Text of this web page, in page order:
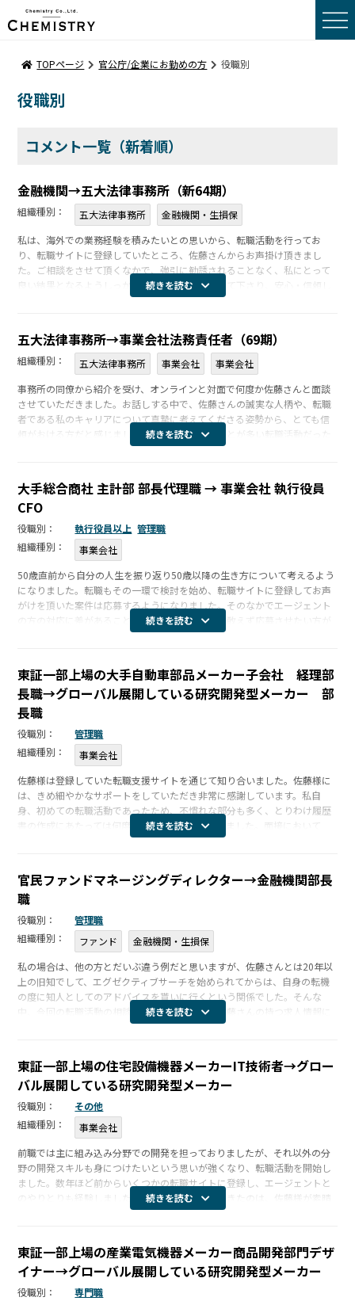
トップページ
転職事例コメント
転職をお考えの方へ
採用をお考えの方へ
サーチポリシー
守秘義務についての基本方針
個人情報保護方針
TOPページ 官公庁/企業にお勤めの方 役職別
役職別
コメント一覧（新着順）
金融機関→五大法律事務所（新64期）
組織種別： 五大法律事務所
金融機関・生損保
私は、海外での業務経験を積みたいとの思いから、転職活動を行ってお
り、転職サイトに登録していたところ、佐藤さんからお声掛け頂きまし
た。ご相談をさせて頂くなかで、強引に勧誘されることなく、私にとって
良い結果となるようしっかりと要望や状況を聞いて下さり、安心・信頼し
て転職活動に臨むことができました。事務所との面接においては、事前に
続きを読む
五大法律事務所→事業会社法務責任者（69期）
組織種別： 五大法律事務所 事業会社
事業会社
事務所の同僚から紹介を受け、オンラインと対面で何度か佐藤さんと面談
させていただきました。お話しする中で、佐藤さんの誠実な人柄や、転職
者である私のキャリアについて真摯に考えてくださる姿勢から、とても信
頼がおける方だと感じました。イレギュラーなことが多い転職活動だった
ため、佐藤さんには幾度となく相談させていただきましたが、いつも迅速
続きを読む
大手総合商社 主計部 部長代理職 → 事業会社 執行役員
CFO
役職別： 執行役員以上 管理職
組織種別：
事業会社
50歳直前から自分の人生を振り返り50歳以降の生き方について考えるよう
になりました。転職もその一環で検討を始め、転職サイトに登録してお声
がけを頂いた案件は応募するようになりました。そのなかでエージェント
の方の対応に差があることを感じ、当該案件に取敢えず応募させたい方が
多い中、佐藤さんは京都での複数回の面接にもすべて同席頂き、応募者の
続きを読む
東証一部上場の大手自動車部品メーカー子会社 経理部
長職→グローバル展開している研究開発型メーカー 部
長職
役職別：
管理職
組織種別：
事業会社
佐藤様は登録していた転職支援サイトを通じて知り合いました。佐藤様に
は、きめ細やかなサポートをしていただき非常に感謝しています。私自
身、初めての転職活動であったため、不慣れな部分も多く、とりわけ履歴
書の作成にあたっては何度もご指導していただきました。面接において
は、コロナ禍の転職活動だったため、対面でご支援はしていただけなかっ
続きを読む
官民ファンドマネージングディレクター→金融機関部長
職
役職別：
管理職
組織種別：
ファンド
金融機関・生損保
私の場合は、他の方とだいぶ違う例だと思いますが、佐藤さんとは20年以
上の旧知でして、エグゼクティブサーチを始められてからは、自身の転機
の度に知人としてのアドバイスを貰いに行くという関係でした。そんな
中、今回の転職活動の相談もしていたところ、佐藤さんの持つ求人情報に
エントリーしてみないか？という初めての提案をいただき、その案件は途
続きを読む
東証一部上場の住宅設備機器メーカーIT技術者→グロー
バル展開している研究開発型メーカー
役職別：
その他
組織種別：
事業会社
前職では主に組み込み分野での開発を担っておりましたが、それ以外の分
野の開発スキルも身につけたいという思いが強くなり、転職活動を開始し
ました。数年ほど前からいくつかの転職サイトに登録し、エージェントと
のやりとりも経験しましたが、今回転職を決断できたのは、佐藤様が素晴
らしい支援をしてくださったからです。特に次の3点についてとても印象的
続きを読む
東証一部上場の産業電気機器メーカー商品開発部門デザ
イナー→グローバル展開している研究開発型メーカー
役職別：
専門職